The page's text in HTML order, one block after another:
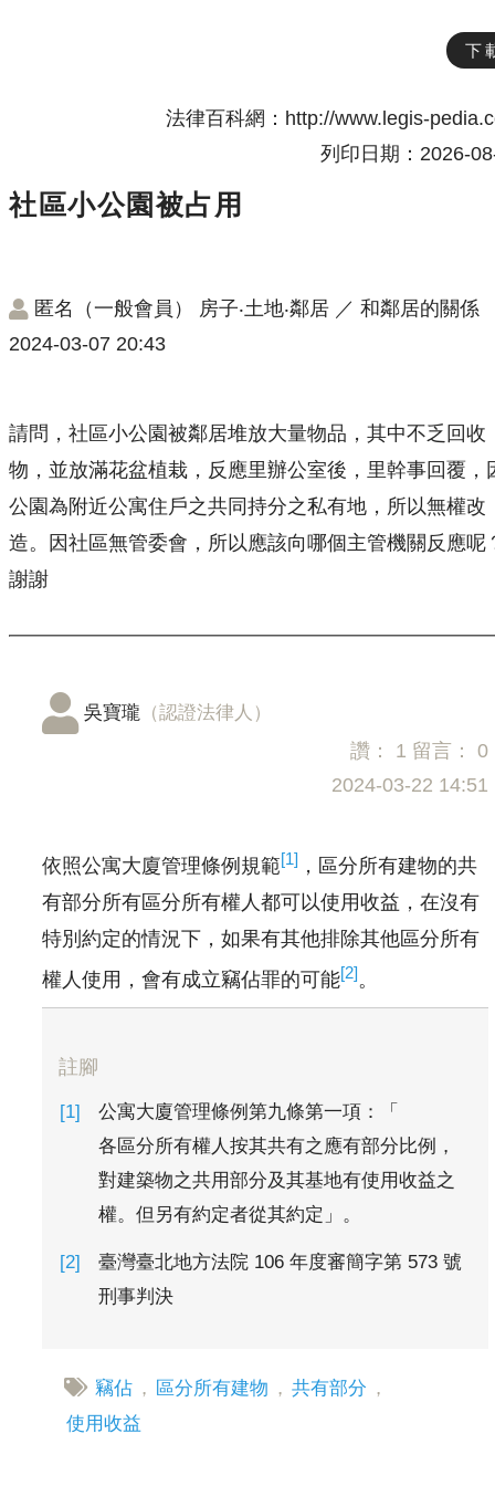
下
法律百科網：http://www.legis-
列印日期：2026-
社區小公園被占用
匿名（一般會員） 房子‧土地‧鄰居 ／ 和鄰居的關係
2024-03-07 20:43
請問，社區小公園被鄰居堆放大量物品，其中不乏回收
物，並放滿花盆植栽，反應里辦公室後，里幹事回覆，
公園為附近公寓住戶之共同持分之私有地，所以無權改
造。因社區無管委會，所以應該向哪個主管機關反應呢
謝謝
吳寶瓏 （認證法律人）
讚： 1 留言： 0
2024-03-22 14:51
依照公寓大廈管理條例規範[1] ，區分所有建物的共
有部分所有區分所有權人都可以使用收益，在沒有
特別約定的情況下，如果有其他排除其他區分所有
權人使用，會有成立竊佔罪的可能[2]。
註腳
公寓大廈管理條例第九條第一項：「
各區分所有權人按其共有之應有部分比例，
對建築物之共用部分及其基地有使用收益之
權。但另有約定者從其約定」。
臺灣臺北地方法院 106 年度審簡字第 573 號
刑事判決
竊佔 ， 區分所有建物 ， 共有部分 ，
使用收益